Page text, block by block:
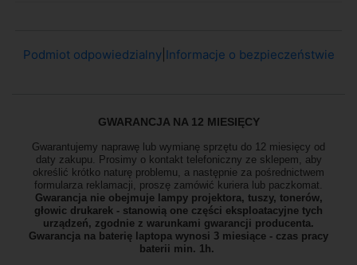
Podmiot odpowiedzialny| Informacje o bezpieczeństwie
GWARANCJA NA 12 MIESIĘCY
Gwarantujemy naprawę lub wymianę sprzętu do 12 miesięcy od
daty zakupu. Prosimy o kontakt telefoniczny ze sklepem, aby
określić krótko naturę problemu, a następnie za pośrednictwem
formularza reklamacji, proszę zamówić kuriera lub paczkomat.
Gwarancja nie obejmuje lampy projektora, tuszy, tonerów,
głowic drukarek - stanowią one części eksploatacyjne tych
urządzeń, zgodnie z warunkami gwarancji producenta.
Gwarancja na baterię laptopa wynosi 3 miesiące - czas pracy
baterii min. 1h.